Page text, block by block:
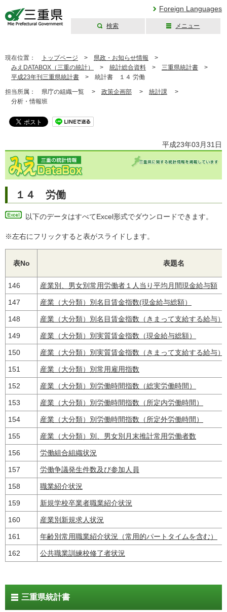
Foreign Languages
検索 メニュー
現在位置： トップページ > 県政・お知らせ情報 >
みえDATABOX（三重の統計）
> 統計総合資料 > 三重県統計書 >
平成23年刊三重県統計書 > 統計書 １４ 労働
担当所属： 県庁の組織一覧 > 政策企画部 > 統計課 >
分析・情報班
平成23年03月31日
１４ 労働
以下のデータはすべてExcel形式でダウンロードできます。
※左右にフリックすると表がスライドします。
表No 表題名
146 産業別、男女別常用労働者１人当り平均月間現金給与額
147 産業（大分類）別名目賃金指数(現金給与総額）
148 産業（大分類）別名目賃金指数（きまって支給する給与）
149 産業（大分類）別実質賃金指数（現金給与総額）
150 産業（大分類）別実質賃金指数（きまって支給する給与）
151 産業（大分類）別常用雇用指数
152 産業（大分類）別労働時間指数（総実労働時間）
153 産業（大分類）別労働時間指数（所定内労働時間）
154 産業（大分類）別労働時間指数（所定外労働時間）
155 産業（大分類）別、男女別月末推計常用労働者数
156 労働組合組織状況
157 労働争議発生件数及び参加人員
158 職業紹介状況
159 新規学校卒業者職業紹介状況
160 産業別新規求人状況
161 年齢別常用職業紹介状況（常用的パートタイムを含む）
162 公共職業訓練校修了者状況
三重県統計書